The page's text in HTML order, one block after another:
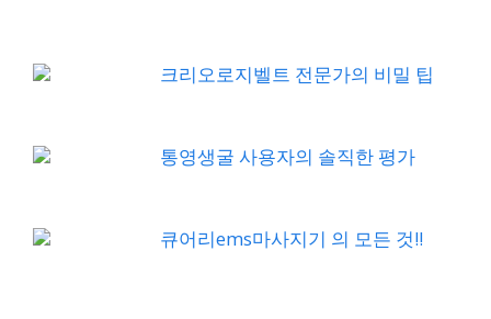
크리오로지벨트 전문가의 비밀 팁
통영생굴 사용자의 솔직한 평가
큐어리ems마사지기 의 모든 것!!